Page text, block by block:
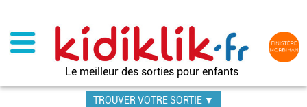
contenu
principal
Le meilleur des sorties pour enfants
TROUVER VOTRE SORTIE ▼